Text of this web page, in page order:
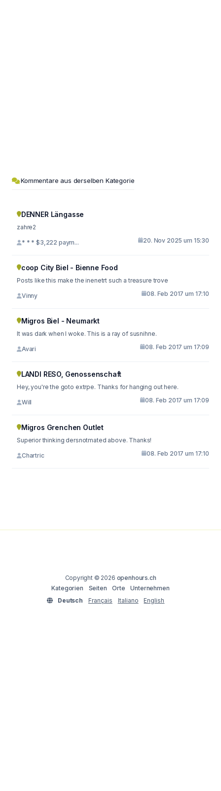
Kommentare aus derselben Kategorie
DENNER Längasse
zahre2
* * * $3,222 paym... 20. Nov 2025 um 15:30
coop City Biel - Bienne Food
Posts like this make the inenetrt such a treasure trove
Vinny 08. Feb 2017 um 17:10
Migros Biel - Neumarkt
It was dark when I woke. This is a ray of susnihne.
Avari 08. Feb 2017 um 17:09
LANDI RESO, Genossenschaft
Hey, you're the goto extrpe. Thanks for hanging out here.
Will 08. Feb 2017 um 17:09
Migros Grenchen Outlet
Superior thinking dersnotmated above. Thanks!
Chartric 08. Feb 2017 um 17:10
Copyright © 2026 openhours.ch
Kategorien
Seiten Orte
Unternehmen
Deutsch
Français Italiano English